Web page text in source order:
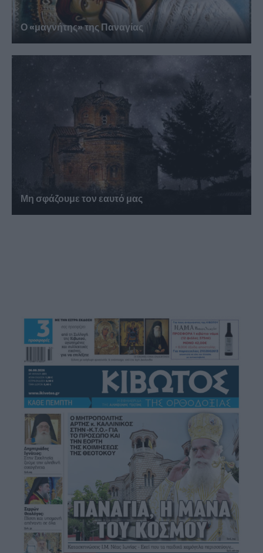
Ο «μαγνήτης» της Παναγίας
Μη σφάζουμε τον εαυτό μας